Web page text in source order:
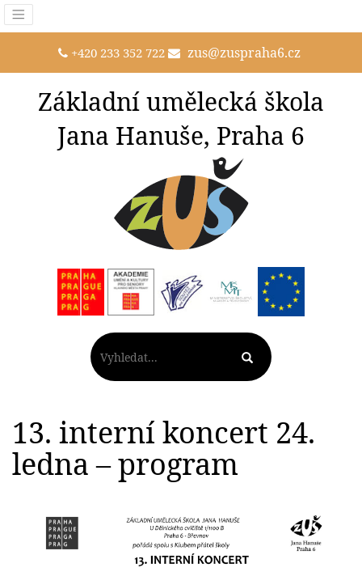
+420 233 352 722 zus@zuspraha6.cz
Základní umělecká škola
Jana Hanuše, Praha 6
13. interní koncert 24.
ledna – program